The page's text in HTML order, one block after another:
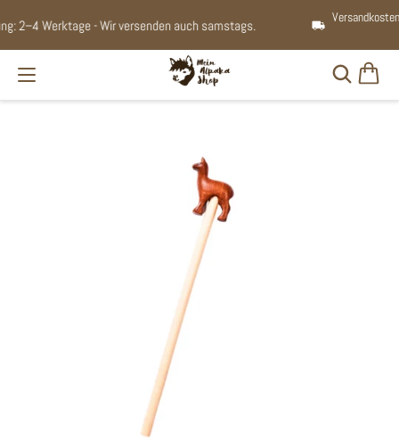
Versandkostenfrei ab einem Bestellwert von 60 € innerhalb Deutschlands / ab 150
€ nach Österreich